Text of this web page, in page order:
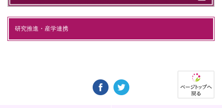
研究推進・産学連携